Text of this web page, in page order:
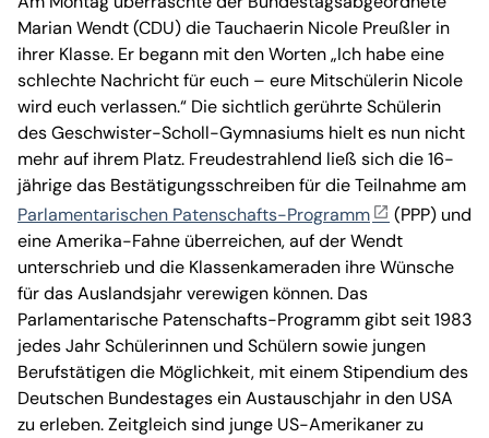
Marian Wendt (CDU) die Tauchaerin Nicole Preußler in
ihrer Klasse. Er begann mit den Worten „Ich habe eine
schlechte Nachricht für euch – eure Mitschülerin Nicole
wird euch verlassen.“ Die sichtlich gerührte Schülerin
des Geschwister-Scholl-Gymnasiums hielt es nun nicht
mehr auf ihrem Platz. Freudestrahlend ließ sich die 16-
jährige das Bestätigungsschreiben für die Teilnahme am
Parlamentarischen Patenschafts-Programm
(PPP) und
eine Amerika-Fahne überreichen, auf der Wendt
unterschrieb und die Klassenkameraden ihre Wünsche
für das Auslandsjahr verewigen können. Das
Parlamentarische Patenschafts-Programm gibt seit 1983
jedes Jahr Schülerinnen und Schülern sowie jungen
Berufstätigen die Möglichkeit, mit einem Stipendium des
Deutschen Bundestages ein Austauschjahr in den USA
zu erleben. Zeitgleich sind junge US-Amerikaner zu